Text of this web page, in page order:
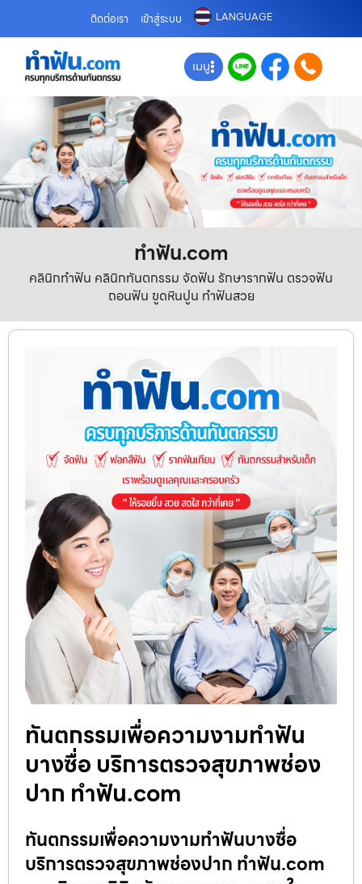
ติดต่อเรา เข้าสู่ระบบ LANGUAGE
เมนู
ทําฟัน.com
คลินิกทำฟัน คลินิกทันตกรรม จัดฟัน รักษารากฟัน ตรวจฟัน
ถอนฟัน ขูดหินปูน ทำฟันสวย
ทันตกรรมเพื่อความงามทำฟัน
บางซื่อ บริการตรวจสุขภาพช่อง
ปาก ทำฟัน.com
ทันตกรรมเพื่อความงามทำฟันบางซื่อ
บริการตรวจสุขภาพช่องปาก ทำฟัน.com